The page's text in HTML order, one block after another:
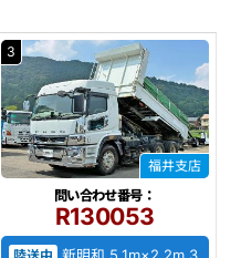
3
福井支店
問い合わせ番号：
R130053